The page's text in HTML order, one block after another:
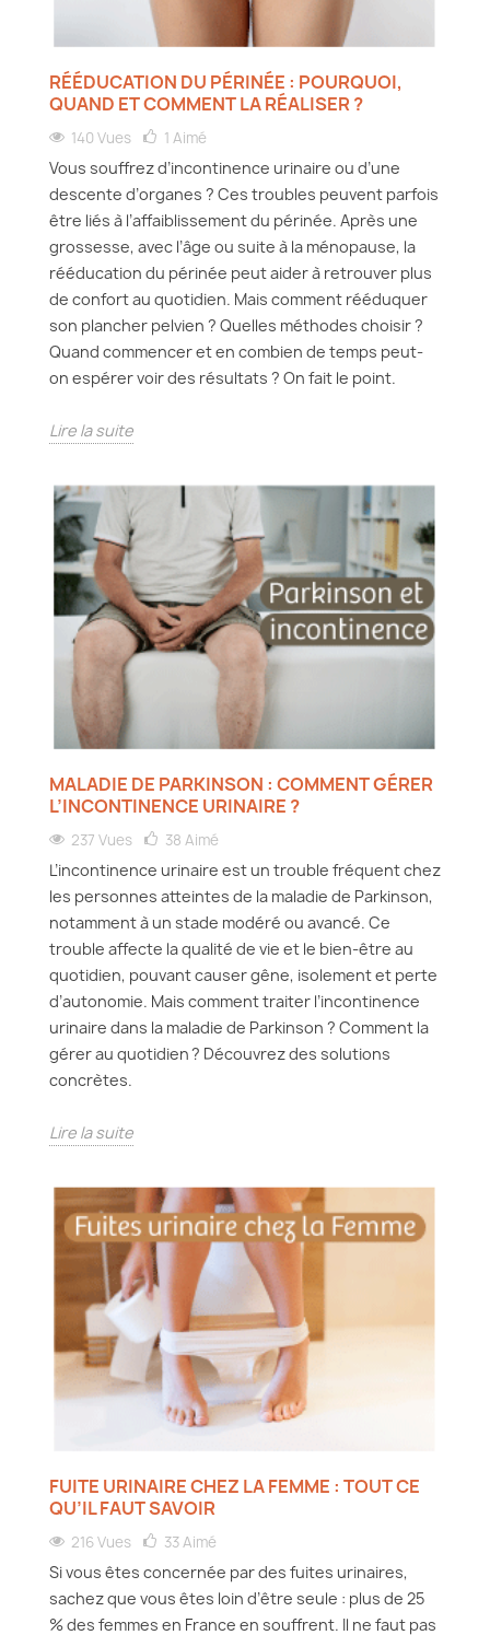
RÉÉDUCATION DU PÉRINÉE : POURQUOI,
QUAND ET COMMENT LA RÉALISER ?
140 Vues 1 Aimé
Vous souffrez d’incontinence urinaire ou d’une
descente d’organes ? Ces troubles peuvent parfois
être liés à l’affaiblissement du périnée. Après une
grossesse, avec l’âge ou suite à la ménopause, la
rééducation du périnée peut aider à retrouver plus
de confort au quotidien. Mais comment rééduquer
son plancher pelvien ? Quelles méthodes choisir ?
Quand commencer et en combien de temps peut-
on espérer voir des résultats ? On fait le point.
Lire la suite
MALADIE DE PARKINSON : COMMENT GÉRER
L’INCONTINENCE URINAIRE ?
237 Vues 38 Aimé
L’incontinence urinaire est un trouble fréquent chez
les personnes atteintes de la maladie de Parkinson,
notamment à un stade modéré ou avancé. Ce
trouble affecte la qualité de vie et le bien‑être au
quotidien, pouvant causer gêne, isolement et perte
d’autonomie. Mais comment traiter l’incontinence
urinaire dans la maladie de Parkinson ? Comment la
gérer au quotidien ? Découvrez des solutions
concrètes.
Lire la suite
FUITE URINAIRE CHEZ LA FEMME : TOUT CE
QU’IL FAUT SAVOIR
216 Vues 33 Aimé
Si vous êtes concernée par des fuites urinaires,
sachez que vous êtes loin d’être seule : plus de 25
% des femmes en France en souffrent. Il ne faut pas